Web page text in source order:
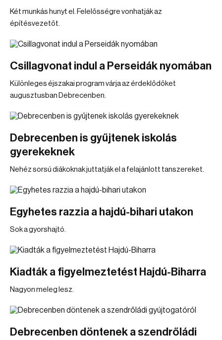
Két munkás hunyt el. Felelősségre vonhatják az
építésvezetőt.
Csillagvonat indul a Perseidák nyomában
Különleges éjszakai program várja az érdeklődőket
augusztusban Debrecenben.
Debrecenben is gyűjtenek iskolás
gyerekeknek
Nehéz sorsú diákoknak juttatják el a felajánlott tanszereket.
Egyhetes razzia a hajdú-bihari utakon
Sok a gyorshajtó.
Kiadták a figyelmeztetést Hajdú-Biharra
Nagyon meleg lesz.
Debrecenben döntenek a szendrőládi